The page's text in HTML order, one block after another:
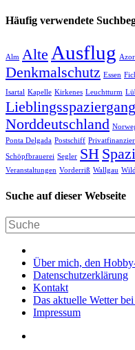
Häufig verwendete
Alm Alte Ausflug
Denkmalschutz Essen
Isartal Kapelle Kirkenes Leuchtturm
Lieblingsspaziergang
Norddeutschland
Ponta Delgada Postschiff
Schöpfbrauerei Segler SH
Veranstaltungen Vorderriß Wallgau
Suche auf dieser Webseite
Über mich, den
Datenschutzerklärung
Kontakt
Das aktuelle Wetter
Impressum